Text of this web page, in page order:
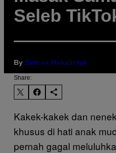
Seleb
By Bettina Makalintal
Share:
Kakek-kakek dan
khusus di hati anak
pernah gagal